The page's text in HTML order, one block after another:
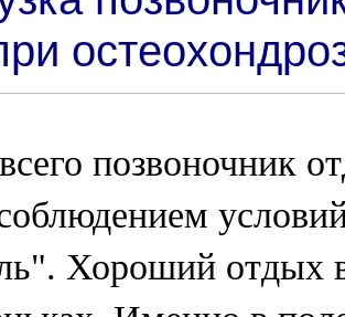
позвоночник
Хороший отдых